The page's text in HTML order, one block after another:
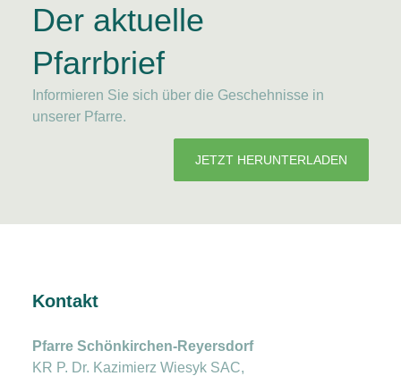
Der aktuelle
Pfarrbrief
Informieren Sie sich über die Geschehnisse in
unserer Pfarre.
JETZT HERUNTERLADEN
Kontakt
Pfarre Schönkirchen-Reyersdorf
KR P. Dr. Kazimierz Wiesyk SAC,